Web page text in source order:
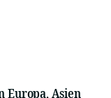
Europa, Asien